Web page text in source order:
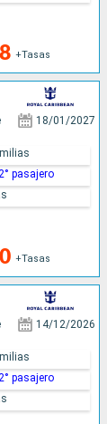
+Tasas
18/01/2027
+Tasas
pasajero
14/12/2026
pasajero